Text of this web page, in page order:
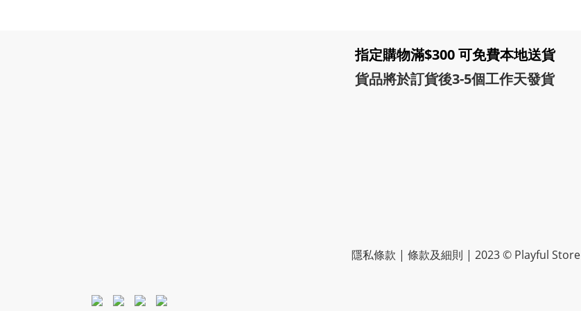
指定購物滿$300 可免費本地送貨
貨品將於訂貨後3-5個工作天發貨
隱私條款 | 條款及細則 | 2023 © Playful Store